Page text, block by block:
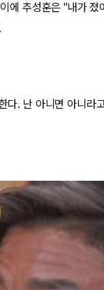
에 추성훈은 "내가
다. 난 아니면 아니라